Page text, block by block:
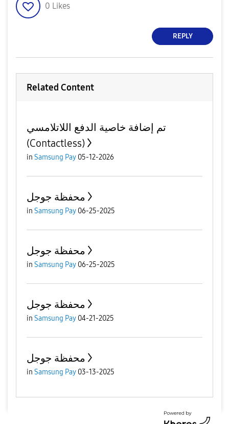
0 Likes
REPLY
Related Content
تم إضافة خاصية الدفع اللاتلامسي
(Contactless)
in Samsung Pay 05-12-2026
محفظة جوجل
in Samsung Pay 06-25-2025
محفظة جوجل
in Samsung Pay 06-25-2025
محفظة جوجل
in Samsung Pay 04-21-2025
محفظة جوجل
in Samsung Pay 03-13-2025